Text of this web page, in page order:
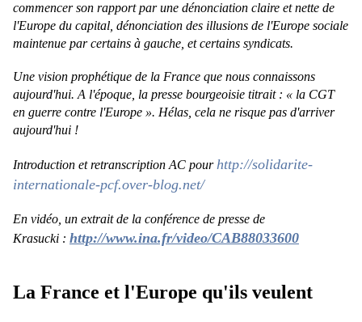
commencer son rapport par une dénonciation claire et nette de
l'Europe du capital, dénonciation des illusions de l'Europe sociale
maintenue par certains à gauche, et certains syndicats.
Une vision prophétique de la France que nous connaissons
aujourd'hui. A l'époque, la presse bourgeoisie titrait : « la CGT
en guerre contre l'Europe ». Hélas, cela ne risque pas d'arriver
aujourd'hui !
Introduction et retranscription AC pourhttp://solidarite-
internationale-pcf.over-blog.net/
En vidéo, un extrait de la conférence de presse de
Krasucki : http://www.ina.fr/video/CAB88033600
La France et l'Europe qu'ils veulent